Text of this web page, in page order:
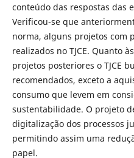
conteúdo das respostas das
Verificou-se que
norma, alguns projetos com
realizados no TJCE. Quanto
projetos posteriores o TJCE
recomendados, exceto a
consumo que levem em
sustentabilidade. O projeto
digitalização dos processos
permitindo assim uma
papel.